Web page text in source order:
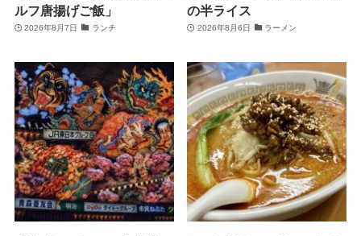
ルフ唐揚げご飯」
2026年8月7日 ランチ
の半ライス
2026年8月6日 ラーメン